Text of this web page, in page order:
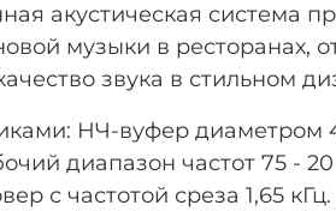
акустическая система
музыки в ресторанах,
звука в стильном
НЧ-вуфер
диапазон частот 75 -
с частотой среза 1,65